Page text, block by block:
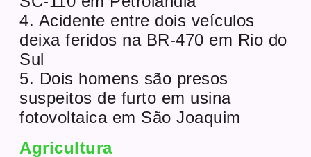
4. Acidente entre dois veículos
deixa feridos na BR-470 em Rio do
Sul
5. Dois homens são presos
suspeitos de furto em usina
fotovoltaica em São Joaquim
Agricultura